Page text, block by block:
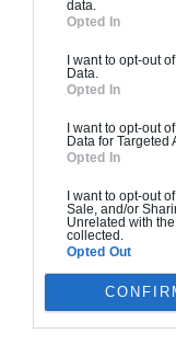
data.
Opted In
I want to opt-out
Data.
Opted In
I want to opt-out
Data for Targeted
Opted In
I want to opt-out
Sale, and/or
Unrelated with
collected.
Opted Out
Maison
Plan 3D